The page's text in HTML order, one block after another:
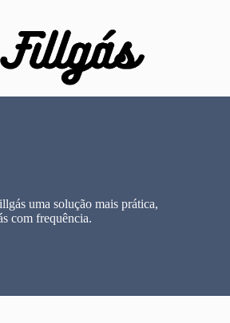
uma solução mais prática,
com frequência.